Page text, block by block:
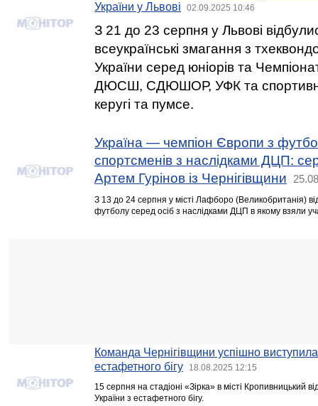
України у Львові
02.09.2025 10:46
З 21 до 23 серпня у Львові
всеукраїнські змагання з
України серед юніорів та
ДЮСШ, СДЮШОР, УФК та
керугі та пумсе.
Україна — чемпіон Європи з
спортсменів з наслідками ДЦП:
Артем Гурінов із Чернігівщини
З 13 до 24 серпня у місті Лафборо (Великобританія)
футболу серед осіб з наслідками ДЦП в якому взяли
Команда Чернігівщини успішно виступила
естафетного бігу
18.08.2025 12:15
15 серпня на стадіоні «Зірка» в місті Кропивницький
України з естафетного бігу.